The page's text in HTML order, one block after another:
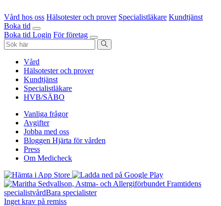
Vård hos oss Hälsotester och prover Specialistläkare Kundtjänst
Boka tid
Boka tid Login För företag
Vård
Hälsotester och prover
Kundtjänst
Specialistläkare
HVB/SÄBO
Vanliga frågor
Avgifter
Jobba med oss
Bloggen Hjärta för vården
Press
Om Medicheck
Framtidens
specialistvårdBara specialister
Inget krav på remiss